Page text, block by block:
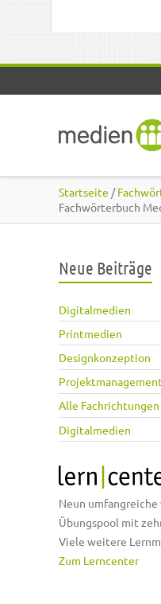
Startseite /
Fachwörterbuch
Neue Beiträge
Digitalmedien
Printmedien
Designkonzeption
Alle Fachrichtungen
Digitalmedien
Neun umfangreiche
Übungspool mit
Viele weitere
Zum Lerncenter